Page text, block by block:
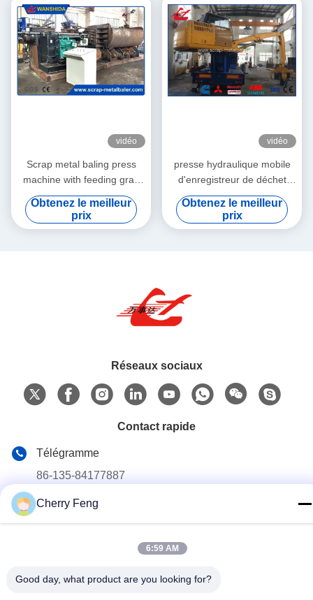
vidéo
Scrap metal baling press
machine with feeding grab
for waste aluminum profile
light scrap metal
Obtenez le meilleur
prix
vidéo
presse hydraulique mobile
d'enregistreur de déchet
métallique 86kW avec à
télécommande
Obtenez le meilleur
prix
Réseaux sociaux
Contact rapide
Télégramme
86-135-84177887
E-mail
sales@balerofchina.com
Cherry Feng
6:59 AM
Good day, what product are you looking for?